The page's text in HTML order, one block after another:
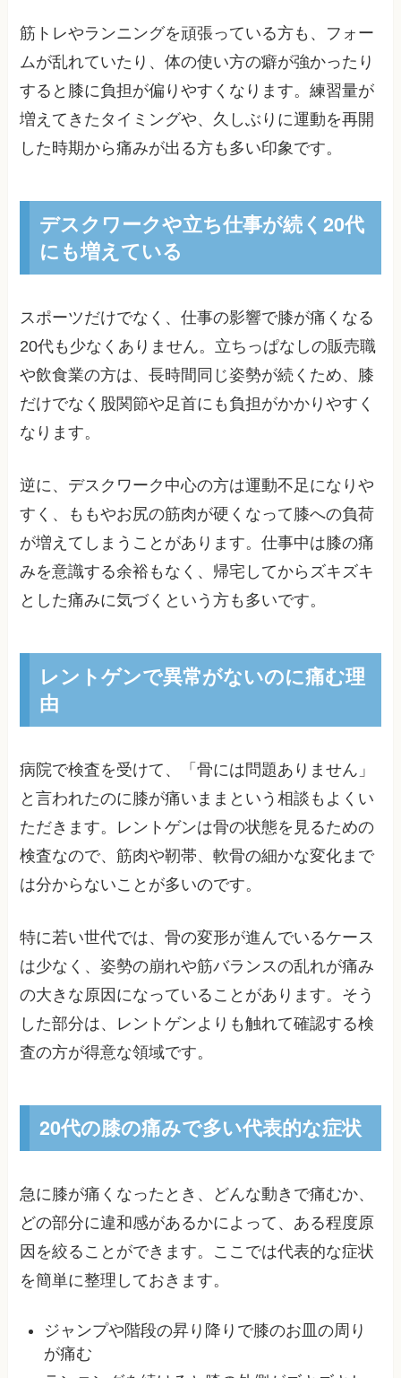
筋トレやランニングを頑張っている方も、フォー
ムが乱れていたり、体の使い方の癖が強かったり
すると膝に負担が偏りやすくなります。練習量が
増えてきたタイミングや、久しぶりに運動を再開
した時期から痛みが出る方も多い印象です。
デスクワークや立ち仕事が続く20代
にも増えている
スポーツだけでなく、仕事の影響で膝が痛くなる
20代も少なくありません。立ちっぱなしの販売職
や飲食業の方は、長時間同じ姿勢が続くため、膝
だけでなく股関節や足首にも負担がかかりやすく
なります。
逆に、デスクワーク中心の方は運動不足になりや
すく、ももやお尻の筋肉が硬くなって膝への負荷
が増えてしまうことがあります。仕事中は膝の痛
みを意識する余裕もなく、帰宅してからズキズキ
とした痛みに気づくという方も多いです。
レントゲンで異常がないのに痛む理
由
病院で検査を受けて、「骨には問題ありません」
と言われたのに膝が痛いままという相談もよくい
ただきます。レントゲンは骨の状態を見るための
検査なので、筋肉や靭帯、軟骨の細かな変化まで
は分からないことが多いのです。
特に若い世代では、骨の変形が進んでいるケース
は少なく、姿勢の崩れや筋バランスの乱れが痛み
の大きな原因になっていることがあります。そう
した部分は、レントゲンよりも触れて確認する検
査の方が得意な領域です。
20代の膝の痛みで多い代表的な症状
急に膝が痛くなったとき、どんな動きで痛むか、
どの部分に違和感があるかによって、ある程度原
因を絞ることができます。ここでは代表的な症状
を簡単に整理しておきます。
ジャンプや階段の昇り降りで膝のお皿の周り
が痛む